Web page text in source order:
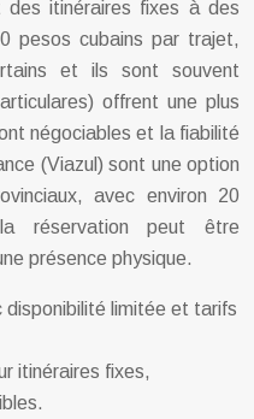
des itinéraires fixes à des
pesos cubains par trajet,
et ils sont souvent
offrent une plus
négociables et la fiabilité
(Viazul) sont une option
avec environ 20
réservation peut être
présence physique.
disponibilité limitée et tarifs
itinéraires fixes,